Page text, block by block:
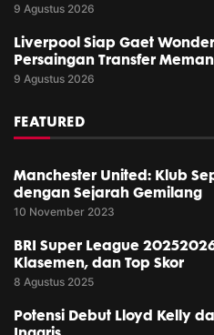
9 Agustus 2026
Liverpool Siap Gaet
Persaingan Transfer
9 Agustus 2026
FEATURED
Manchester United: Klub
dengan Sejarah Gemilang
10 November 2023
BRI Super League
Klasemen, dan Top Skor
8 Agustus 2025
Potensi Debut Lloyd Kelly